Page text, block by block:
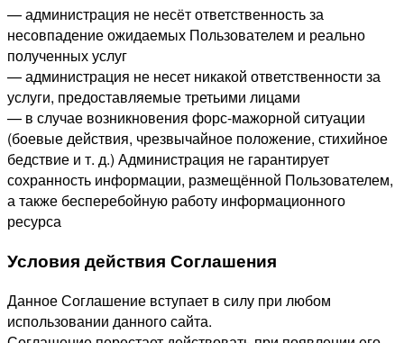
— администрация не несёт ответственность за
несовпадение ожидаемых Пользователем и реально
полученных услуг
— администрация не несет никакой ответственности за
услуги, предоставляемые третьими лицами
— в случае возникновения форс-мажорной ситуации
(боевые действия, чрезвычайное положение, стихийное
бедствие и т. д.) Администрация не гарантирует
сохранность информации, размещённой Пользователем,
а также бесперебойную работу информационного
ресурса
Условия действия Соглашения
Данное Соглашение вступает в силу при любом
использовании данного сайта.